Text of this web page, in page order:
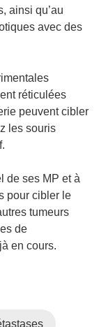
ainsi qu’au
avec des
réticulées
peuvent cibler
les souris
de ses MP et à
pour cibler le
tumeurs
de
en cours.